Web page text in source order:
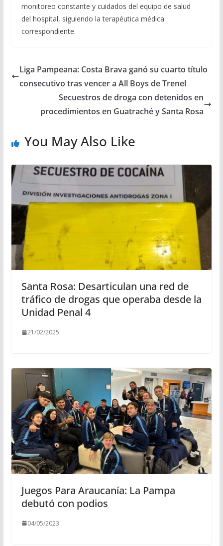
monitoreo constante y cuidados del equipo de salud
del hospital, siguiendo la terapéutica médica
correspondiente.
Liga Pampeana: Costa Brava ganó su cuarto título
consecutivo tras vencer a All Boys de Trenel
Secuestros de droga con detenidos en
procedimientos en Guatraché y Santa Rosa
You May Also Like
Santa Rosa: Desarticulan una red de
tráfico de drogas que operaba desde la
Unidad Penal 4
21/02/2025
Juegos Para Araucanía: La Pampa
debutó con podios
04/05/2023